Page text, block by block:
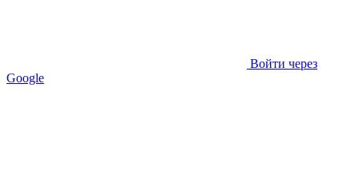
Войти через
Google